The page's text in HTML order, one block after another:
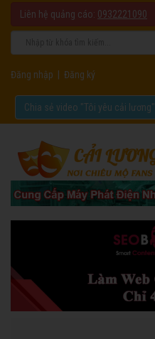
Liên hệ quảng cáo: 0932221090
Đăng nhập Đăng ký
Chia sẻ video "Tôi yêu cải lương".